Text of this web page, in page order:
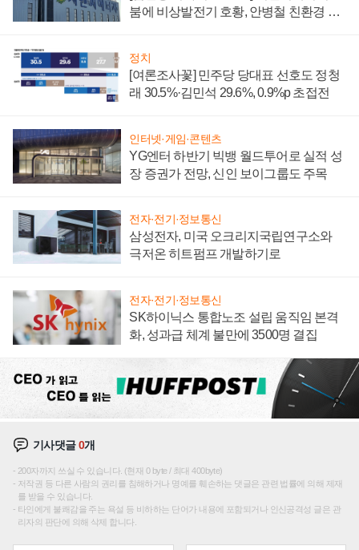
붐에 비상발전기 호황, 안병철 친환경 에
정치
[여론조사꽃] 민주당 당대표 선호도 정청
래 30.5%·김민석 29.6%, 0.9%p 초접전
인터넷·게임·콘텐츠
YG엔터 하반기 빅뱅 월드투어로 실적 성
장 증권가 전망, 신인 보이그룹도 주목
전자·전기·정보통신
삼성전자, 미국 오크리지국립연구소와
극저온 히트펌프 개발하기로
전자·전기·정보통신
SK하이닉스 통합노조 설립 움직임 본격
화, 성과급 체계 불만에 3500명 결집
기사댓글0개
200자까지 쓰실 수 있습니다. (현재 0 byte / 최대 400byte)
저작권 등 다른 사람의 권리를 침해하거나 명예를 훼손하는 댓글은 관련 법률에 의해 제재
를 받을 수 있습니다.
타인에게 불쾌감을 주는 욕설 등 비하하는 단어가 내용에 포함되거나 인신공격성 글은 관
리자의 판단에 의해 삭제 합니다.